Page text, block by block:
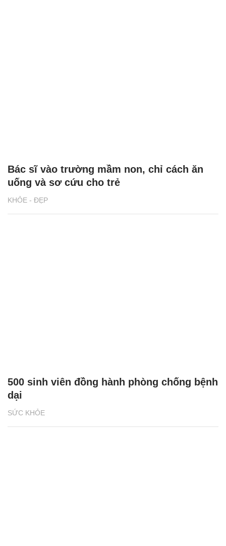
KHỎE - ĐẸP
Bác sĩ vào trường mầm non, chỉ cách ăn
uống và sơ cứu cho trẻ
SỨC KHỎE
500 sinh viên đồng hành phòng chống bệnh
dại